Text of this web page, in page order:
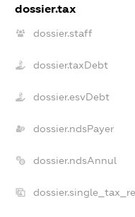
dossier.tax
dossier.staff
dossier.taxDebt
dossier.esvDebt
dossier.ndsPayer
dossier.ndsAnnul